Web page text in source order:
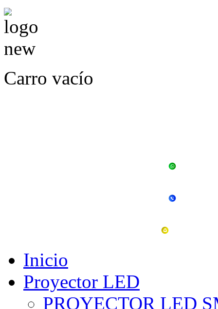
Carro vacío
Inicio
Proyector LED
PROYECTOR LED